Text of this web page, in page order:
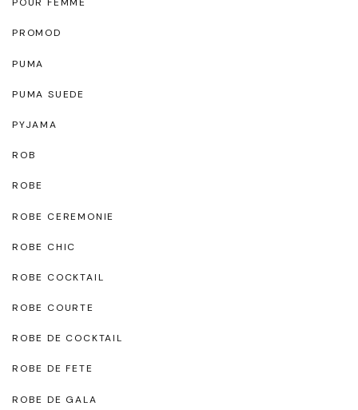
POUR FEMME
PROMOD
PUMA
PUMA SUEDE
PYJAMA
ROB
ROBE
ROBE CEREMONIE
ROBE CHIC
ROBE COCKTAIL
ROBE COURTE
ROBE DE COCKTAIL
ROBE DE FETE
ROBE DE GALA